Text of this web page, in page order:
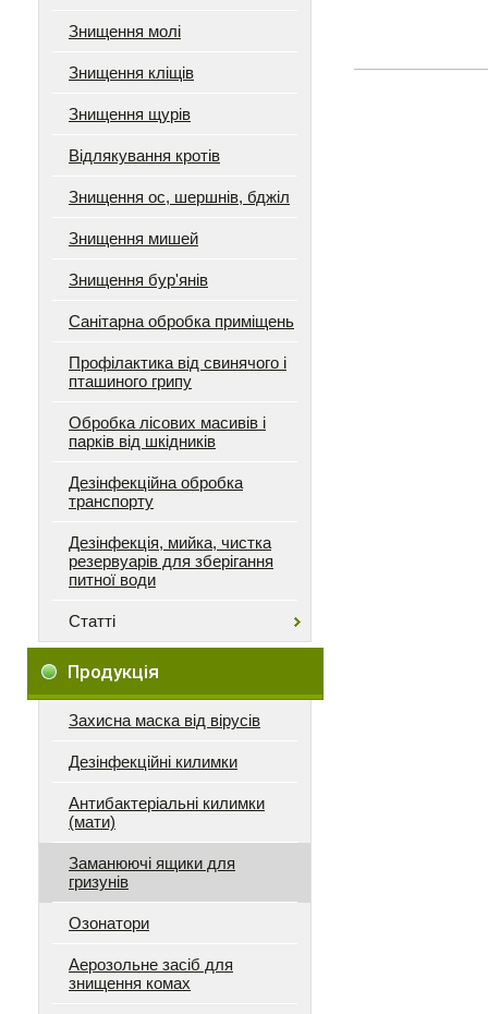
Знищення молі
Знищення кліщів
Знищення щурів
Відлякування кротів
Знищення ос, шершнів, бджіл
Знищення мишей
Знищення бур'янів
Санітарна обробка приміщень
Профілактика від свинячого і
пташиного грипу
Обробка лісових масивів і
парків від шкідників
Дезінфекційна обробка
транспорту
Дезінфекція, мийка, чистка
резервуарів для зберігання
питної води
Статті
Продукція
Захисна маска від вірусів
Дезінфекційні килимки
Антибактеріальні килимки
(мати)
Заманюючі ящики для
гризунів
Озонатори
Аерозольне засіб для
знищення комах